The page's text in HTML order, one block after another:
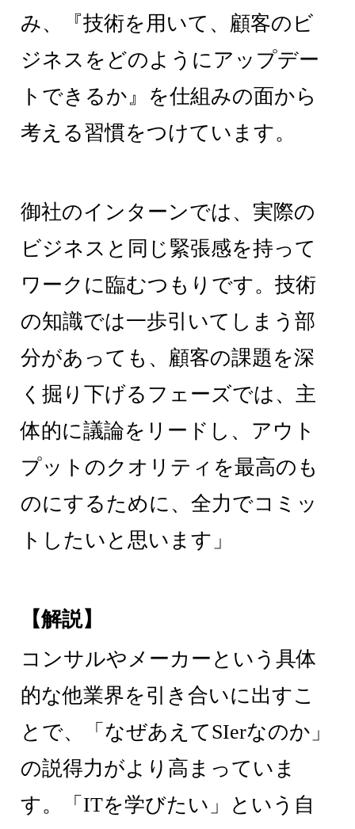
み、『技術を用いて、顧客のビ
ジネスをどのようにアップデー
トできるか』を仕組みの面から
考える習慣をつけています。
御社のインターンでは、実際の
ビジネスと同じ緊張感を持って
ワークに臨むつもりです。技術
の知識では一歩引いてしまう部
分があっても、顧客の課題を深
く掘り下げるフェーズでは、主
体的に議論をリードし、アウト
プットのクオリティを最高のも
のにするために、全力でコミッ
トしたいと思います」
【解説】
コンサルやメーカーという具体
的な他業界を引き合いに出すこ
とで、「なぜあえてSIerなのか」
の説得力がより高まっていま
す。「ITを学びたい」という自